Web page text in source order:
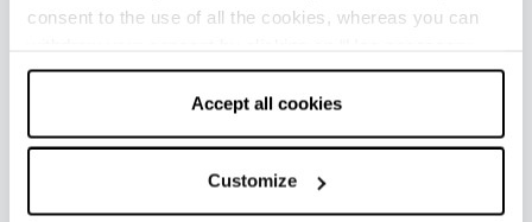
consent to the use of all the cookies, whereas you can
cookies only” and only the technical cookies for the
correct functioning of the website will be used.
Accept all cookies
Customize
Via Cammello, 35 int.1
Telefono3334736826
francescozullo@libero.it
CIN IT038008C2OCAYZTMM